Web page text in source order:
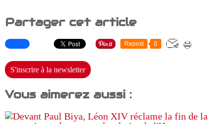
Partager cet article
Repost 0
S'inscrire à la newsletter
Vous aimerez aussi :